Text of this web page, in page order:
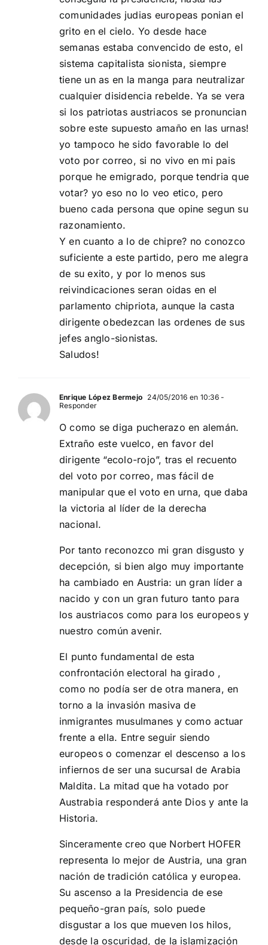
comunidades judias europeas ponian el
grito en el cielo. Yo desde hace
semanas estaba convencido de esto, el
sistema capitalista sionista, siempre
tiene un as en la manga para neutralizar
cualquier disidencia rebelde. Ya se vera
si los patriotas austriacos se pronuncian
sobre este supuesto amaño en las urnas!
yo tampoco he sido favorable lo del
voto por correo, si no vivo en mi pais
porque he emigrado, porque tendria que
votar? yo eso no lo veo etico, pero
bueno cada persona que opine segun su
razonamiento.
Y en cuanto a lo de chipre? no conozco
suficiente a este partido, pero me alegra
de su exito, y por lo menos sus
reivindicaciones seran oidas en el
parlamento chipriota, aunque la casta
dirigente obedezcan las ordenes de sus
jefes anglo-sionistas.
Saludos!
Enrique López Bermejo 24/05/2016 en 10:36-
Responder
O como se diga pucherazo en alemán.
Extraño este vuelco, en favor del
dirigente “ecolo-rojo”, tras el recuento
del voto por correo, mas fácil de
manipular que el voto en urna, que daba
la victoria al líder de la derecha
nacional.
Por tanto reconozco mi gran disgusto y
decepción, si bien algo muy importante
ha cambiado en Austria: un gran líder a
nacido y con un gran futuro tanto para
los austriacos como para los europeos y
nuestro común avenir.
El punto fundamental de esta
confrontación electoral ha girado ,
como no podía ser de otra manera, en
torno a la invasión masiva de
inmigrantes musulmanes y como actuar
frente a ella. Entre seguir siendo
europeos o comenzar el descenso a los
infiernos de ser una sucursal de Arabia
Maldita. La mitad que ha votado por
Austrabia responderá ante Dios y ante la
Historia.
Sinceramente creo que Norbert HOFER
representa lo mejor de Austria, una gran
nación de tradición católica y europea.
Su ascenso a la Presidencia de ese
pequeño-gran país, solo puede
disgustar a los que mueven los hilos,
desde la oscuridad, de la islamización